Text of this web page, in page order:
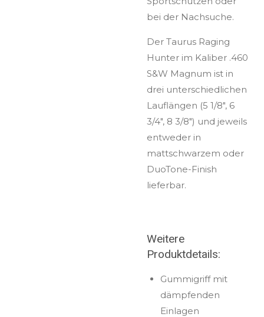
bei der Nachsuche.
Der Taurus Raging
Hunter im Kaliber .460
S&W Magnum ist in
drei unterschiedlichen
Lauflängen (5 1/8", 6
3/4", 8 3/8") und jeweils
entweder in
mattschwarzem oder
DuoTone-Finish
lieferbar.
Weitere
Produktdetails:
Gummigriff mit
dämpfenden
Einlagen